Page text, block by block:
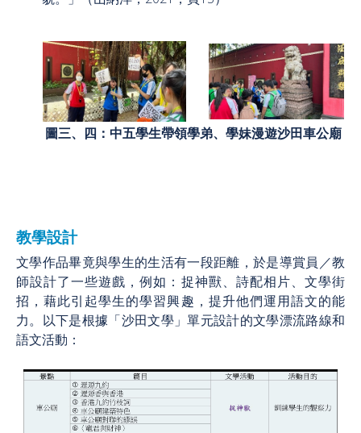
圖三、四：中五學生帶領學弟、學妹漫遊沙田車公廟
教學設計
文學作品畢竟與學生的生活有一段距離，於是導賞員／教
師設計了一些遊戲，例如：捉神獸、詩配相片、文學街
招，藉此引起學生的學習興趣，提升他們運用語文的能
力。以下是根據「沙田文學」單元設計的文學漂流路線和
語文活動：